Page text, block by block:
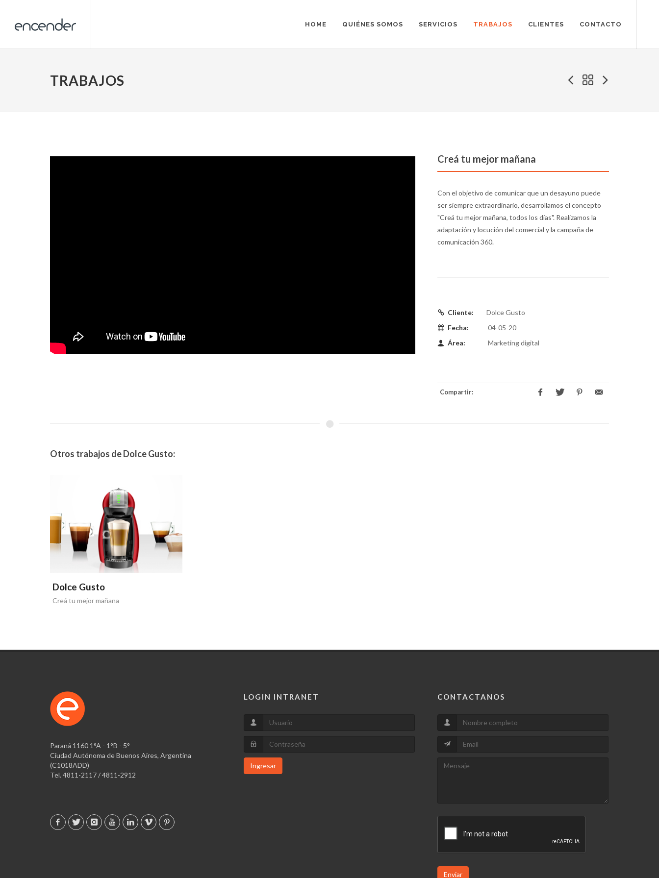
HOME QUIÉNES SOMOS SERVICIOS TRABAJOS CLIENTES CONTACTO
TRABAJOS
Creá tu mejor mañana
Con el objetivo de comunicar que un desayuno puede
ser siempre extraordinario, desarrollamos el concepto
"Creá tu mejor mañana, todos los días". Realizamos la
adaptación y locución del comercial y la campaña de
comunicación 360.
Cliente:
Dolce Gusto
Fecha:
04-05-20
Área:
Marketing digital
Compartir:
Otros trabajos de Dolce Gusto:
Dolce Gusto
Creá tu mejor mañana
Paraná 1160 1°A - 1°B - 5°
Ciudad Autónoma de Buenos Aires, Argentina
(C1018ADD)
Tel. 4811-2117 / 4811-2912
LOGIN INTRANET
Ingresar
CONTACTANOS
Enviar